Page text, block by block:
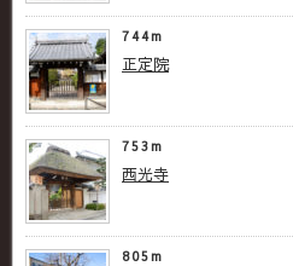
744m
正定院
753m
西光寺
805m